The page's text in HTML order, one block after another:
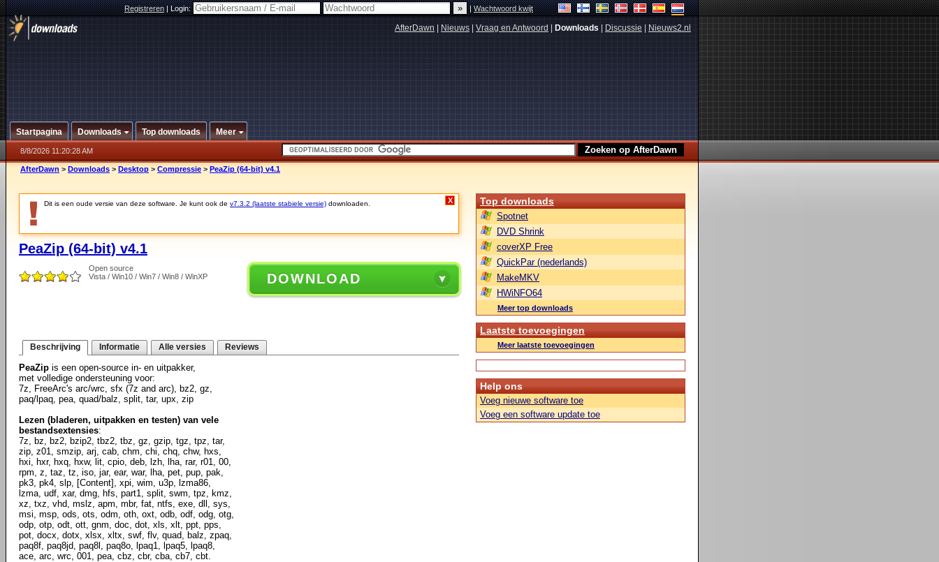
Registreren|Login: |Wachtwoord kwijt
AfterDawn Nieuws Vraag en Antwoord Downloads Discussie Nieuws2.nl
Startpagina Downloads Top downloads Meer
8/8/2026 11:20:28 AM
AfterDawn > Downloads > Desktop > Compressie > PeaZip (64-bit) v4.1
Dit is een oude versie van deze software. Je kunt ook de v7.3.2 (laatste stabiele versie) downloaden. X
PeaZip (64-bit) v4.1
Open source
Vista / Win10 / Win7 / Win8 / WinXP
DOWNLOAD
Beschrijving Informatie Alle versies Reviews
PeaZip is een open-source in- en uitpakker,
met volledige ondersteuning voor:
7z, FreeArc's arc/wrc, sfx (7z and arc), bz2, gz,
paq/lpaq, pea, quad/balz, split, tar, upx, zip
Lezen (bladeren, uitpakken en testen) van vele
bestandsextensies:
7z, bz, bz2, bzip2, tbz2, tbz, gz, gzip, tgz, tpz, tar,
zip, z01, smzip, arj, cab, chm, chi, chq, chw, hxs,
hxi, hxr, hxq, hxw, lit, cpio, deb, lzh, lha, rar, r01, 00,
rpm, z, taz, tz, iso, jar, ear, war, lha, pet, pup, pak,
pk3, pk4, slp, [Content], xpi, wim, u3p, lzma86,
lzma, udf, xar, dmg, hfs, part1, split, swm, tpz, kmz,
xz, txz, vhd, mslz, apm, mbr, fat, ntfs, exe, dll, sys,
msi, msp, ods, ots, odm, oth, oxt, odb, odf, odg, otg,
odp, otp, odt, ott, gnm, doc, dot, xls, xlt, ppt, pps,
pot, docx, dotx, xlsx, xltx, swf, flv, quad, balz, zpaq,
paq8f, paq8jd, paq8l, paq8o, lpaq1, lpaq5, lpaq8,
ace, arc, wrc, 001, pea, cbz, cbr, cba, cb7, cbt.
Top downloads
Spotnet
DVD Shrink
coverXP Free
QuickPar (nederlands)
MakeMKV
HWiNFO64
Meer top downloads
Laatste toevoegingen
Meer laatste toevoegingen
Help ons
Voeg nieuwe software toe
Voeg een software update toe